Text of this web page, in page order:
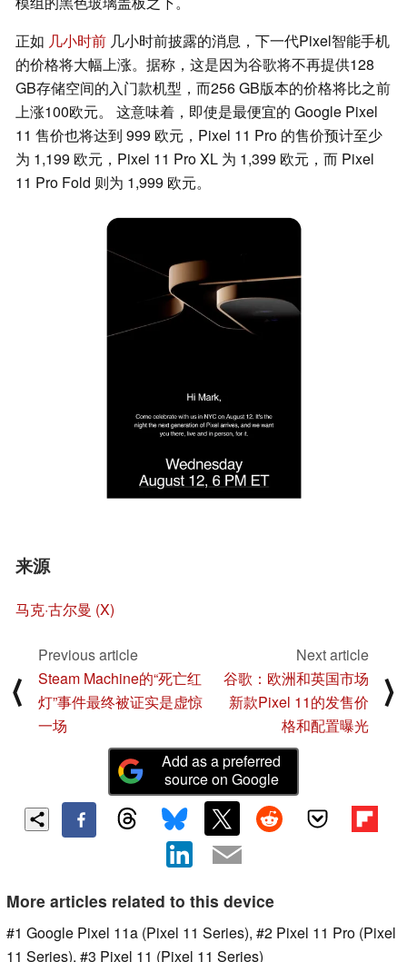
正如 几小时前 几小时前披露的消息，下一代Pixel智能手机
的价格将大幅上涨。据称，这是因为谷歌将不再提供128
GB存储空间的入门款机型，而256 GB版本的价格将比之前
上涨100欧元。 这意味着，即使是最便宜的 Google Pixel
11 售价也将达到 999 欧元，Pixel 11 Pro 的售价预计至少
为 1,199 欧元，Pixel 11 Pro XL 为 1,399 欧元，而 Pixel
11 Pro Fold 则为 1,999 欧元。
来源
马克·古尔曼 (X)
⟨
Previous article
Steam Machine的“死亡红
灯”事件最终被证实是虚惊
一场
Next article
谷歌：欧洲和英国市场
新款Pixel 11的发售价
格和配置曝光
⟩
Add as a preferred
source on Google
More articles related to this device
#1 Google Pixel 11a (Pixel 11 Series), #2 Pixel 11 Pro (Pixel
11 Series), #3 Pixel 11 (Pixel 11 Series)